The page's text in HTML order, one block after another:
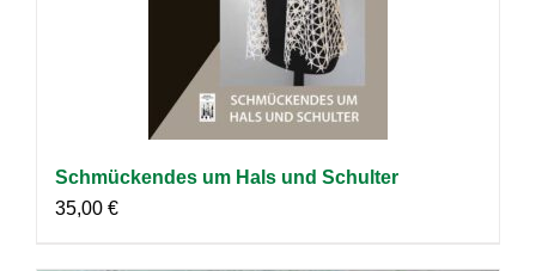
Schmückendes um Hals und Schulter
35,00 €